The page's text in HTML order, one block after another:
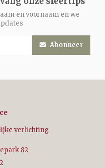
en voornaam en we
Abonneer
verlichting
82